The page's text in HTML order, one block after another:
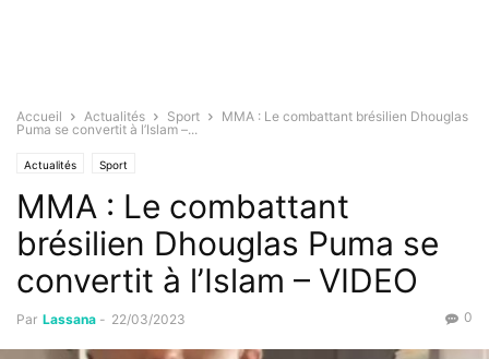
Accueil Actualités Sport
MMA : Le combattant brésilien Dhouglas
Puma se convertit à l’Islam –...
Actualités Sport
MMA : Le combattant
brésilien Dhouglas Puma se
convertit à l’Islam – VIDEO
Par Lassana - 22/03/2023 0